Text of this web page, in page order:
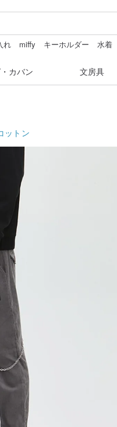
れ miffy キーホルダー
水着
カバン 文房具
ットン